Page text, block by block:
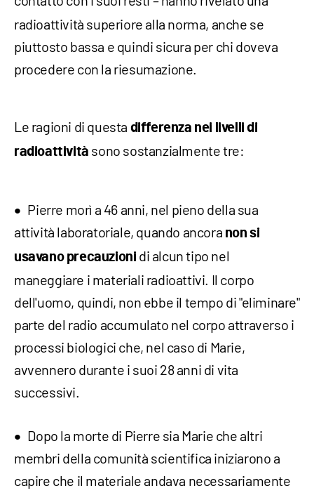
radioattività superiore alla norma, anche se
piuttosto bassa e quindi sicura per chi doveva
procedere con la riesumazione.
Le ragioni di questa differenza nei livelli di
radioattività sono sostanzialmente tre:
Pierre morì a 46 anni, nel pieno della sua
attività laboratoriale, quando ancora non si
usavano precauzioni di alcun tipo nel
maneggiare i materiali radioattivi. Il corpo
dell'uomo, quindi, non ebbe il tempo di "eliminare"
parte del radio accumulato nel corpo attraverso i
processi biologici che, nel caso di Marie,
avvennero durante i suoi 28 anni di vita
successivi.
Dopo la morte di Pierre sia Marie che altri
membri della comunità scientifica iniziarono a
capire che il materiale andava necessariamente